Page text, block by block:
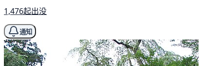
1,476起出没
通知